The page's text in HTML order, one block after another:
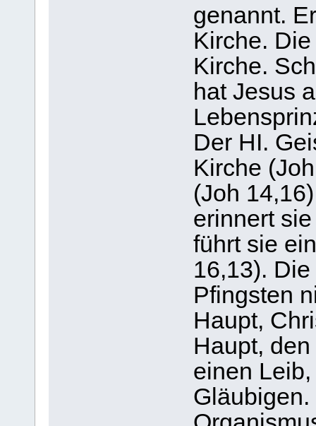
genannt.
Kirche.
Kirche.
hat Jesus
Der HI.
Kirche
(Joh
erinnert
führt sie
16,13).
Pfingsten
Haupt,
Haupt,
einen